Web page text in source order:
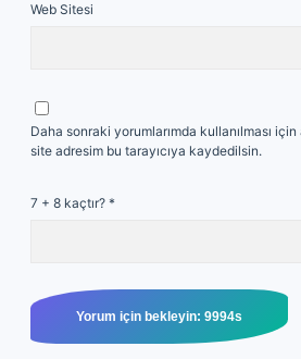
Web Sitesi
Daha sonraki yorumlarımda kullanılması
site adresim bu tarayıcıya kaydedilsin.
7 + 8 kaçtır? *